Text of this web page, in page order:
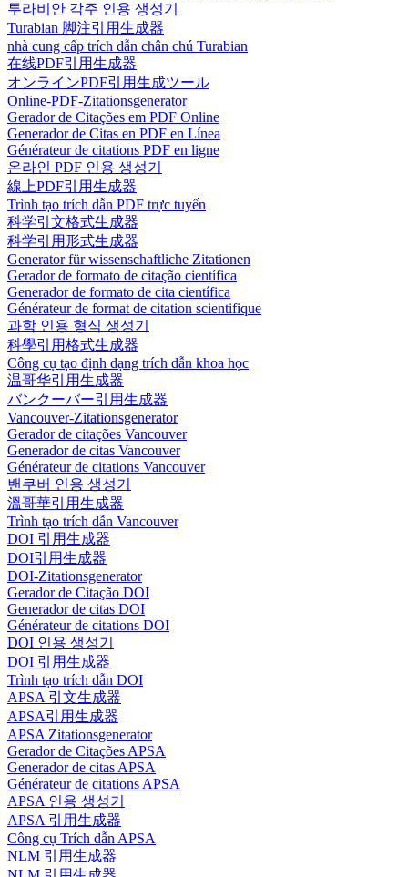
투라비안 각주 인용 생성기
Turabian 脚注引用生成器
nhà cung cấp trích dẫn chân chú Turabian
在线PDF引用生成器
オンラインPDF引用生成ツール
Online-PDF-Zitationsgenerator
Gerador de Citações em PDF Online
Generador de Citas en PDF en Línea
Générateur de citations PDF en ligne
온라인 PDF 인용 생성기
線上PDF引用生成器
Trình tạo trích dẫn PDF trực tuyến
科学引文格式生成器
科学引用形式生成器
Generator für wissenschaftliche Zitationen
Gerador de formato de citação científica
Generador de formato de cita científica
Générateur de format de citation scientifique
과학 인용 형식 생성기
科學引用格式生成器
Công cụ tạo định dạng trích dẫn khoa học
温哥华引用生成器
バンクーバー引用生成器
Vancouver-Zitationsgenerator
Gerador de citações Vancouver
Generador de citas Vancouver
Générateur de citations Vancouver
밴쿠버 인용 생성기
溫哥華引用生成器
Trình tạo trích dẫn Vancouver
DOI 引用生成器
DOI引用生成器
DOI-Zitationsgenerator
Gerador de Citação DOI
Generador de citas DOI
Générateur de citations DOI
DOI 인용 생성기
DOI 引用生成器
Trình tạo trích dẫn DOI
APSA 引文生成器
APSA引用生成器
APSA Zitationsgenerator
Gerador de Citações APSA
Generador de citas APSA
Générateur de citations APSA
APSA 인용 생성기
APSA 引用生成器
Công cụ Trích dẫn APSA
NLM 引用生成器